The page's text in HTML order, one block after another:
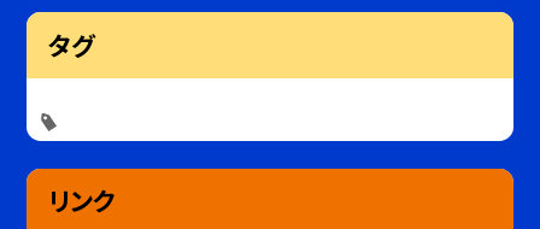
タグ
リンク